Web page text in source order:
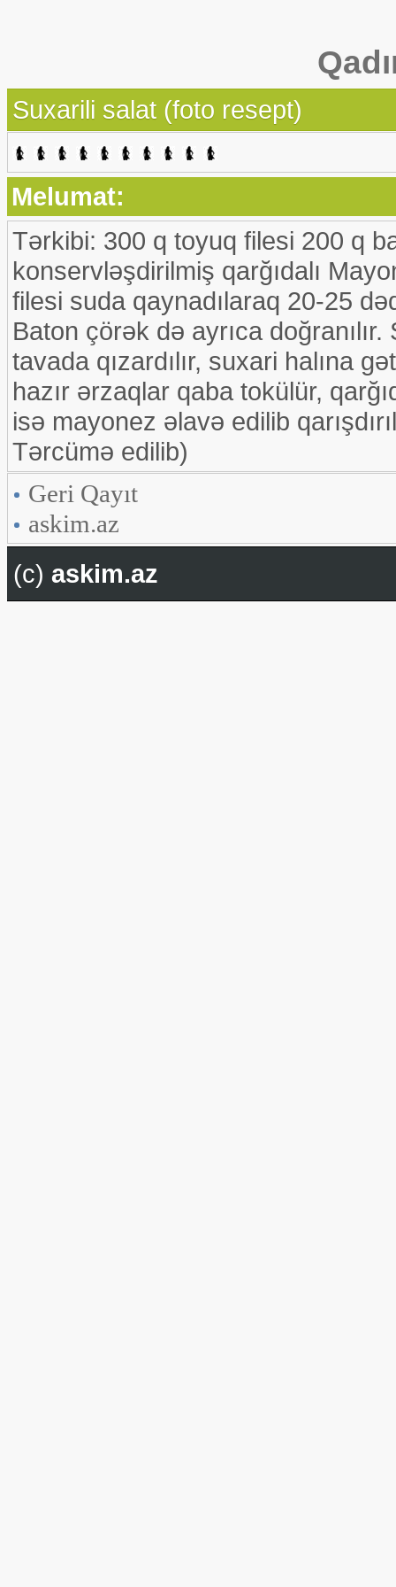
Suxarili salat (foto resept)
Melumat:
Tərkibi: 300 q toyuq filesi 200 q
konservləşdirilmiş qarğıdalı
filesi suda qaynadılaraq 20-25
Baton çörək də ayrıca
tavada qızardılır, suxari halına
hazır ərzaqlar qaba tokülür,
isə mayonez əlavə edilib
Tərcümə edilib)
Geri Qayıt
askim.az
(c) askim.az